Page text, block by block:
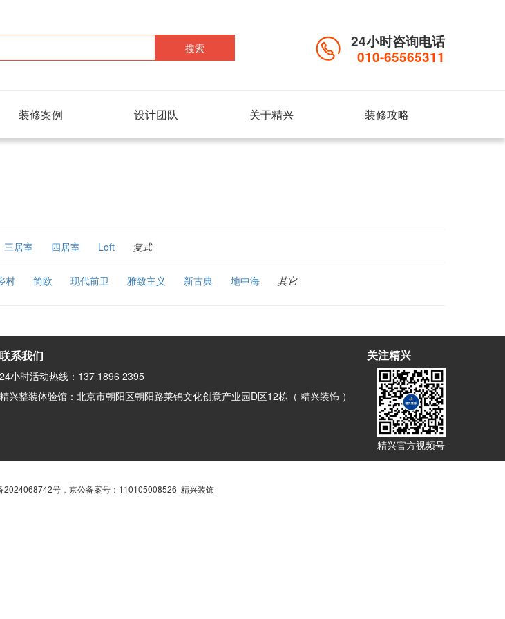
搜索
24小时咨询电话
010-65565311
装修案例 设计团队 关于精兴 装修攻略
三居室 四居室 Loft 复式
村 简欧 现代前卫 雅致主义 新古典 地中海 其它
联系我们
24小时活动热线：137 1896 2395
精兴整装体验馆：北京市朝阳区朝阳路莱锦文化创意产业园D区12栋（ 精兴装饰 ）
关注精兴
精兴官方视频号
2024068742号， 京公备案号：110105008526 精兴装饰